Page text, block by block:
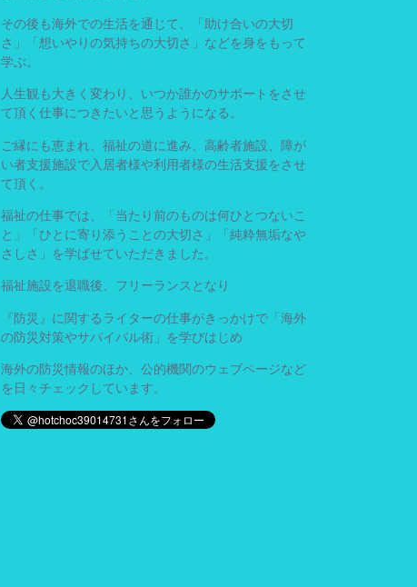
その後も海外での生活を通じて、「助け合いの大切
さ」「想いやりの気持ちの大切さ」などを身をもって
学ぶ。
人生観も大きく変わり、いつか誰かのサポートをさせ
て頂く仕事につきたいと思うようになる。
ご縁にも恵まれ、福祉の道に進み、高齢者施設、障が
い者支援施設で入居者様や利用者様の生活支援をさせ
て頂く。
福祉の仕事では、「当たり前のものは何ひとつないこ
と」「ひとに寄り添うことの大切さ」「純粋無垢なや
さしさ」を学ばせていただきました。
福祉施設を退職後、フリーランスとなり
『防災』に関するライターの仕事がきっかけで「海外
の防災対策やサバイバル術」を学びはじめ
海外の防災情報のほか、公的機関のウェブページなど
を日々チェックしています。